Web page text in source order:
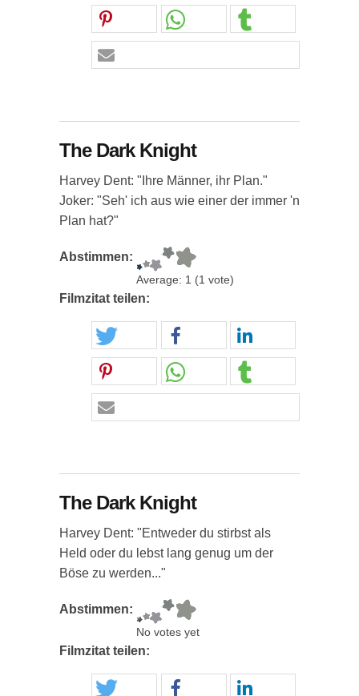
The Dark Knight
Harvey Dent: "Ihre Männer, ihr Plan."
Joker: "Seh' ich aus wie einer der immer 'n
Plan hat?"
Abstimmen:
Average: 1 (1 vote)
Filmzitat teilen:
The Dark Knight
Harvey Dent: "Entweder du stirbst als
Held oder du lebst lang genug um der
Böse zu werden..."
Abstimmen:
No votes yet
Filmzitat teilen: